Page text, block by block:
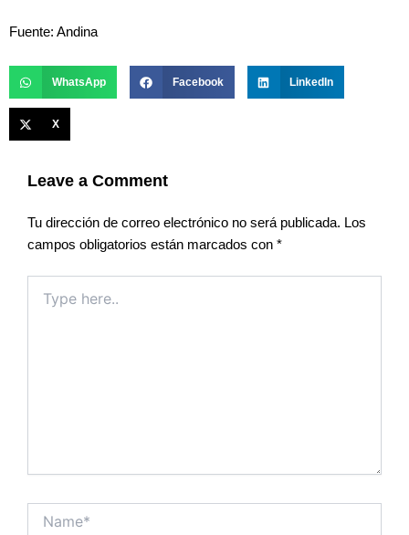
Fuente: Andina
WhatsApp Facebook LinkedIn
X
Leave a Comment
Tu dirección de correo electrónico no será publicada. Los
campos obligatorios están marcados con *
here..